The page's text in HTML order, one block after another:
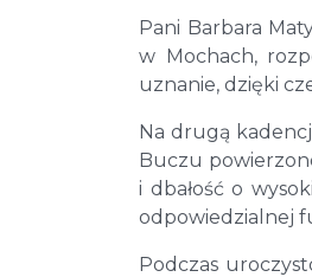
Pani Barbara
w Mochach,
uznanie, dzięki
Na drugą
Buczu
i dbałość o
odpowiedzialnej
Podczas